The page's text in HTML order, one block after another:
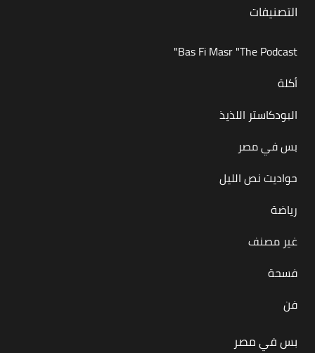
التصنيفات
Bas Fi Masr "The Podcast"
أكلة
البودكاستر اللذيذ
بس في مصر
حواديت نص الليل
رياضة
غير مصنف
فسحة
فن
بس في مصر